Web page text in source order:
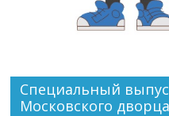
Специальный
Московского